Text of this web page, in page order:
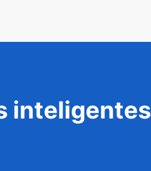
inteligentes